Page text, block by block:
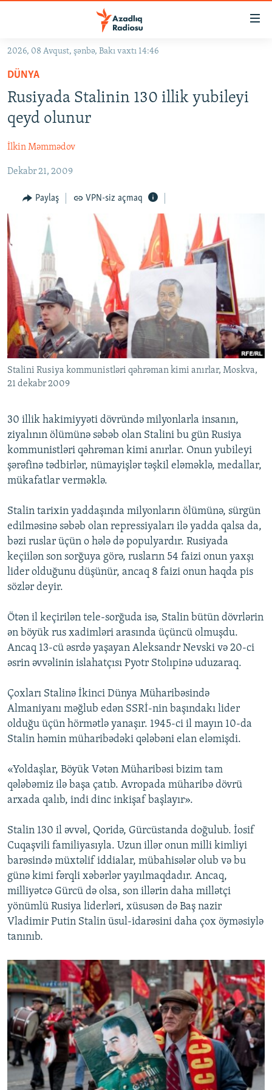
Əsas
qayıt
Əsas
naviqasiyaya
qayıt
Axtarışa
KORRUPSIOMETR
#ƏSLINDƏ
FƏRQƏ BAX
QANUNI DOĞRU
ARAŞDIRMA
MULTIMEDIA
İNFOQRAFIKA
KARIKATURA
RADIO ARXIV
AZƏRBAYCAN ƏDƏBIYYATI KITABXANASI
İSLAM VƏ DEMOKRATIYA
İZ - MƏDƏNIYYƏT PROQRAMI
HAQQIMIZDA
MISSIYAMIZ
PEŞƏ ETIKASI VƏ JURNALISTIKA STANDARTLARIMIZ
MATERIALLARIMIZDAN ISTIFADƏ
AZADLIQRADIOSU MOBIL TELEFONUNUZDA
BIZIMLƏ ƏLAQƏ
BIZI IZLƏ
RFE/RL-in bütün saytları
2026, 08 Avqust, şənbə, Bakı vaxtı 14:46
DÜNYA
Rusiyada Stalinin 130 illik yubileyi
qeyd olunur
İlkin Məmmədov
Dekabr 21, 2009
Paylaş VPN-siz açmaq
Stalini Rusiya kommunistləri qəhrəman kimi anırlar, Moskva,
21 dekabr 2009
30 illik hakimiyyəti dövründə milyonlarla insanın,
ziyalının ölümünə səbəb olan Stalini bu gün Rusiya
kommunistləri qəhrəman kimi anırlar. Onun yubileyi
şərəfinə tədbirlər, nümayişlər təşkil eləməklə, medallar,
mükafatlar verməklə.
Stalin tarixin yaddaşında milyonların ölümünə, sürgün
edilməsinə səbəb olan repressiyaları ilə yadda qalsa da,
bəzi ruslar üçün o hələ də populyardır. Rusiyada
keçiilən son sorğuya görə, rusların 54 faizi onun yaxşı
lider olduğunu düşünür, ancaq 8 faizi onun haqda pis
sözlər deyir.
Ötən il keçirilən tele-sorğuda isə, Stalin bütün dövrlərin
ən böyük rus xadimləri arasında üçüncü olmuşdu.
Ancaq 13-cü əsrdə yaşayan Aleksandr Nevski və 20-ci
əsrin əvvəlinin islahatçısı Pyotr Stolıpinə uduzaraq.
Çoxları Stalinə İkinci Dünya Müharibəsində
Almaniyanı məğlub edən SSRİ-nin başındakı lider
olduğu üçün hörmətlə yanaşır. 1945-ci il mayın 10-da
Stalin həmin müharibədəki qələbəni elan eləmişdi.
«Yoldaşlar, Böyük Vətən Müharibəsi bizim tam
qələbəmiz ilə başa çatıb. Avropada müharibə dövrü
arxada qalıb, indi dinc inkişaf başlayır».
Stalin 130 il əvvəl, Qoridə, Gürcüstanda doğulub. İosif
Cuqaşvili familiyasıyla. Uzun illər onun milli kimliyi
barəsində müxtəlif iddialar, mübahisələr olub və bu
günə kimi fərqli xəbərlər yayılmaqdadır. Ancaq,
milliyətcə Gürcü də olsa, son illərin daha millətçi
yönümlü Rusiya liderləri, xüsusən də Baş nazir
Vladimir Putin Stalin üsul-idarəsini daha çox öyməsiylə
tanınıb.